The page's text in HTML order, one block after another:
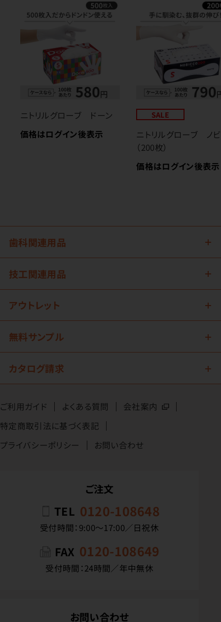
ニトリルグローブ ドーン
価格はログイン後表示
SALE
ニトリルグローブ ノ
（200枚）
価格はログイン後表示
歯科関連用品
技工関連用品
アウトレット
無料サンプル
カタログ請求
ご利用ガイド よくある質問
会社案内
特定商取引法に基づく表記
プライバシーポリシー
お問い合わせ
ご注文
TEL 0120-108648
受付時間：9:00〜17:00／日祝休
FAX 0120-108649
受付時間：24時間／年中無休
お問い合わせ